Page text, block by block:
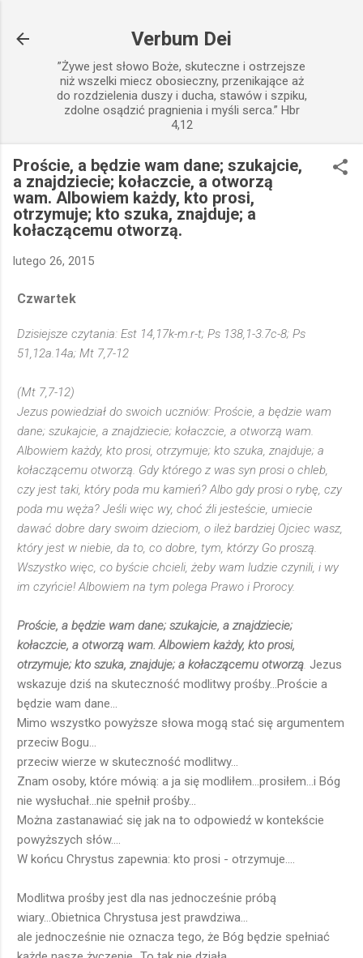
Verbum Dei
”Żywe jest słowo Boże, skuteczne i ostrzejsze
niż wszelki miecz obosieczny, przenikające aż
do rozdzielenia duszy i ducha, stawów i szpiku,
zdolne osądzić pragnienia i myśli serca.” Hbr
4,12
Proście, a będzie wam dane; szukajcie,
a znajdziecie; kołaczcie, a otworzą
wam. Albowiem każdy, kto prosi,
otrzymuje; kto szuka, znajduje; a
kołaczącemu otworzą.
lutego 26, 2015
Czwartek
Dzisiejsze czytania: Est 14,17k-m.r-t; Ps 138,1-3.7c-8; Ps
51,12a.14a; Mt 7,7-12
(Mt 7,7-12)
Jezus powiedział do swoich uczniów: Proście, a będzie wam
dane; szukajcie, a znajdziecie; kołaczcie, a otworzą wam.
Albowiem każdy, kto prosi, otrzymuje; kto szuka, znajduje; a
kołaczącemu otworzą. Gdy którego z was syn prosi o chleb,
czy jest taki, który poda mu kamień? Albo gdy prosi o rybę, czy
poda mu węża? Jeśli więc wy, choć źli jesteście, umiecie
dawać dobre dary swoim dzieciom, o ileż bardziej Ojciec wasz,
który jest w niebie, da to, co dobre, tym, którzy Go proszą.
Wszystko więc, co byście chcieli, żeby wam ludzie czynili, i wy
im czyńcie! Albowiem na tym polega Prawo i Prorocy.
Proście, a będzie wam dane; szukajcie, a znajdziecie;
kołaczcie, a otworzą wam. Albowiem każdy, kto prosi,
otrzymuje; kto szuka, znajduje; a kołaczącemu otworzą. Jezus
wskazuje dziś na skuteczność modlitwy prośby...Proście a
będzie wam dane...
Mimo wszystko powyższe słowa mogą stać się argumentem
przeciw Bogu...
przeciw wierze w skuteczność modlitwy...
Znam osoby, które mówią: a ja się modliłem...prosiłem...i Bóg
nie wysłuchał...nie spełnił prośby...
Można zastanawiać się jak na to odpowiedź w kontekście
powyższych słów....
W końcu Chrystus zapewnia: kto prosi - otrzymuje....
Modlitwa prośby jest dla nas jednocześnie próbą
wiary...Obietnica Chrystusa jest prawdziwa...
ale jednocześnie nie oznacza tego, że Bóg będzie spełniać